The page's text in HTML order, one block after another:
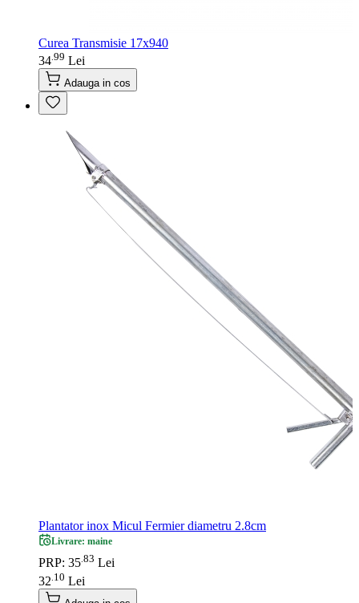
Curea Transmisie 17x940
34 99 Lei
Adauga in cos
Plantator inox Micul Fermier diametru 2.8cm
Livrare: maine
PRP: 35.83 Lei
32 10 Lei